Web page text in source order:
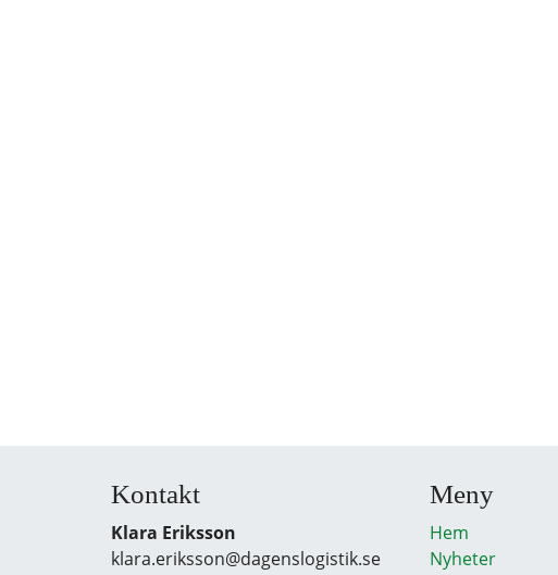
Kontakt
Klara Eriksson
klara.eriksson@dagenslogistik.se
Meny
Hem
Nyheter